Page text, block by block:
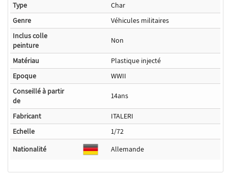
Type
Char
Genre
Véhicules militaires
Inclus colle
peinture
Non
Matériau
Plastique injecté
Epoque
WWII
Conseillé à partir
de
14ans
Fabricant
ITALERI
Echelle
1/72
Nationalité
Allemande